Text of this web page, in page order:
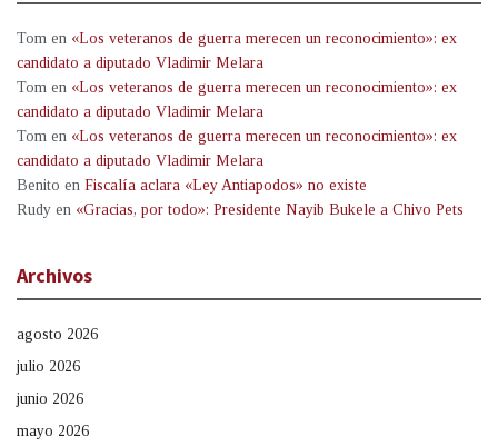
Tom en «Los veteranos de guerra merecen un reconocimiento»: ex
candidato a diputado Vladimir Melara
Tom en «Los veteranos de guerra merecen un reconocimiento»: ex
candidato a diputado Vladimir Melara
Tom en «Los veteranos de guerra merecen un reconocimiento»: ex
candidato a diputado Vladimir Melara
Benito en Fiscalía aclara «Ley Antiapodos» no existe
Rudy en «Gracias, por todo»: Presidente Nayib Bukele a Chivo Pets
Archivos
agosto 2026
julio 2026
junio 2026
mayo 2026